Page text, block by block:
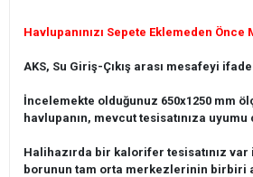
Havlupanınızı Sepete Eklemeden Önce
AKS, Su Giriş-Çıkış arası mesafeyi
İncelemekte olduğunuz 650x1250 mm
havlupanın, mevcut tesisatınıza
Halihazırda bir kalorifer tesisatınız var
borunun tam orta merkezlerinin birbiri